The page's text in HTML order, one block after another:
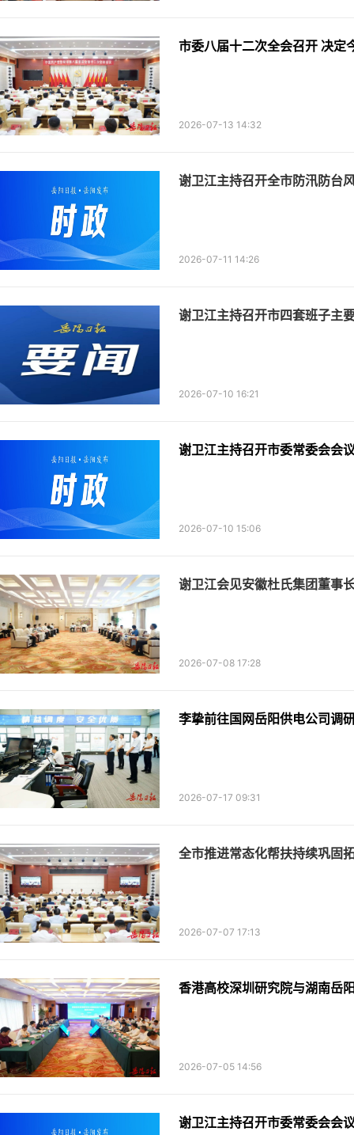
市委八届十二次全会召开 决定
2026-07-13 14:32
谢卫江主持召开全市防汛防台
2026-07-11 14:26
谢卫江主持召开市四套班子主
2026-07-10 16:21
谢卫江主持召开市委常委会会
2026-07-10 15:06
谢卫江会见安徽杜氏集团董事
2026-07-08 17:28
李挚前往国网岳阳供电公司调
2026-07-17 09:31
全市推进常态化帮扶持续巩固
2026-07-07 17:13
香港高校深圳研究院与湖南岳
2026-07-05 14:56
谢卫江主持召开市委常委会会